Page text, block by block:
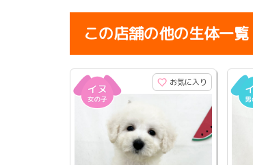
この店舗の他の生体一覧
お気に入り